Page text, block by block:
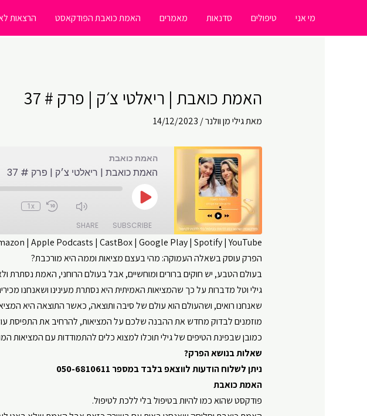
מי אני טיפולים סדנאות מאמרים האמת כואבת הפודקאסט הרצאות
האמת כואבת | ריאלטי צ׳ק | פרק # 37
מאתגילי מן וולנר/
14/12/2023
האמת כואבת
האמת כואבת | ריאלטי צ׳ק | פרק # 37
Play
Episode
1x
SUBSCRIBE
SHARE
Amazon
Apple Podcasts
Google Play
Spotify
SHARE
EMBED
|Apple Podcasts |CastBox|Google Play|Spotify|YouTube
הפרק עוסק בשאלה העמוקה: מהי בעצם מציאות וממה היא מורכבת?
בעולם הטבע, יש חוקים ברורים ומוחשיים, אבל בעולם הרוחני, האמת נסתרת
גילי וטל מדברות על כך שהמציאות האמיתית היא נסתרת מעינינו ושאנחנו
שאנחנו רואים, ושהעולם הוא עולם של סיבה ותוצאה, כאשר התוצאה היא
מוזמנים לבדוק מחדש את ההבנה שלכם על המציאות, להרחיב את התפיסת
כמובן שבפינת הטיפים של גילי תוכלו למצוא כלים להתמודדות עם המציאות
שאלות בנושא הפרק?
ניתן לשלוח הודעות לווצאפ בלבד במספר 050-6810611
האמת כואבת
פודקסט שהוא כמו להיות בטיפול בלי ללכת לטיפול.